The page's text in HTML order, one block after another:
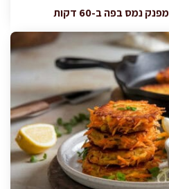
בפה ב-60 דקות